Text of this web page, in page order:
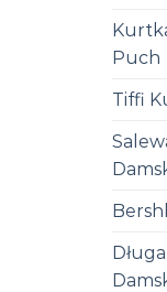
Puch
Tiffi